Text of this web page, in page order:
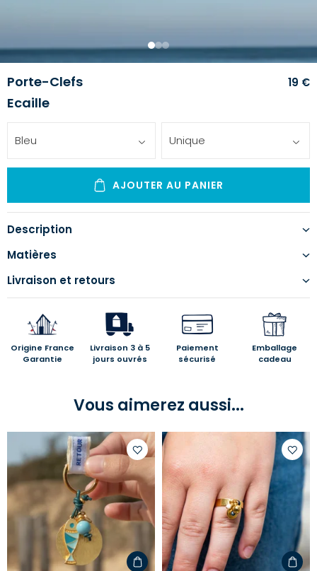
1 23
Porte-Clefs
Ecaille
19 €
Bleu Unique
AJOUTER AU PANIER
Description
Matières
Livraison et retours
Origine France
Garantie
Livraison 3 à 5
jours ouvrés
Paiement
sécurisé
Emballage
cadeau
Vous aimerez aussi...
Ajouter
à
votre
liste
d'envies
votre
liste